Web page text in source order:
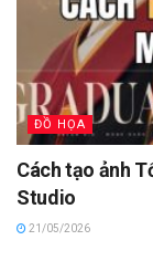
ĐỒ HỌA
Cách tạo ảnh
Studio
21/05/2026